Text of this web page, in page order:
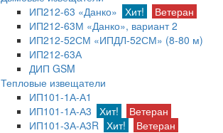
ИП212-63 «Данко» Хит!
Ветеран
ИП212-63М «Данко», вариант 2
ИП212-52СМ «ИПДЛ-52СМ» (8-80 м)
ИП212-63А
ДИП GSM
Тепловые извещатели
ИП101-1А-А1
ИП101-1А-А3 Хит!
Ветеран
ИП101-3А-А3R Хит!
Ветеран